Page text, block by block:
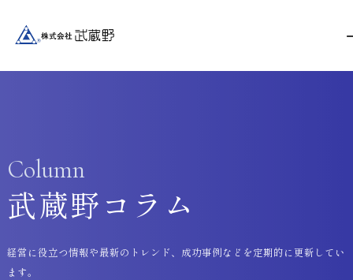
Column
武蔵野コラム
経営に役立つ情報や最新のトレンド、成功事例などを定期的に更新してい
ます。